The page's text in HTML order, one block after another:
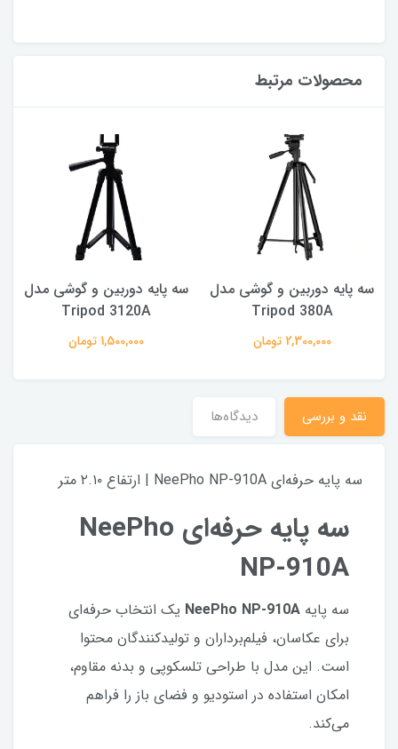
محصولات مرتبط
سه پایه دوربین و گوشی مدل
Tripod 380A
2,300,000 تومان
سه پایه دوربین و گوشی مدل
Tripod 3120A
1,500,000 تومان
نقد و بررسی دیدگاه‌ها
سه پایه حرفه‌ای NeePho NP-910A | ارتفاع ۲.۱۰ متر
سه پایه حرفه‌ای NeePho
NP-910A
سه پایه NeePho NP-910A یک انتخاب حرفه‌ای
برای عکاسان، فیلم‌برداران و تولیدکنندگان محتوا
است. این مدل با طراحی تلسکوپی و بدنه مقاوم،
امکان استفاده در استودیو و فضای باز را فراهم
می‌کند.